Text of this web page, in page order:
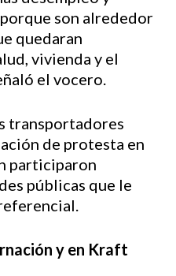
son alrededor
quedaran
vivienda y el
el vocero.
transportadores
de protesta en
participaron
públicas que le
y en Kraft